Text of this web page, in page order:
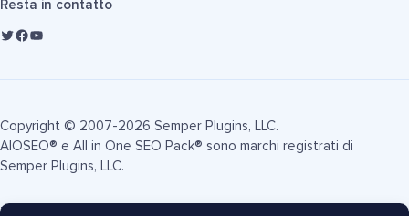
Resta in contatto
Copyright © 2007-2026 Semper Plugins, LLC.
AIOSEO® e All in One SEO Pack® sono marchi registrati di
Semper Plugins, LLC.
Termini di Servizio